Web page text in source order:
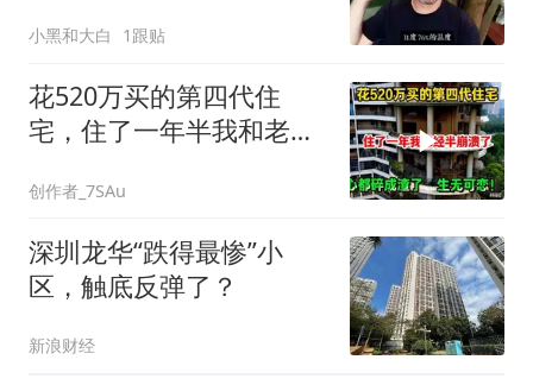
小黑和大白 1跟贴
花520万买的第四代住
宅，住了一年半我和老公
创作者_7SAu
深圳龙华“跌得最惨”小
区，触底反弹了？
新浪财经